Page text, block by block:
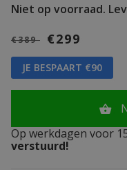
Niet op voorraad.
€389 €299
JE BESPAART €90
Op werkdagen voor
verstuurd!